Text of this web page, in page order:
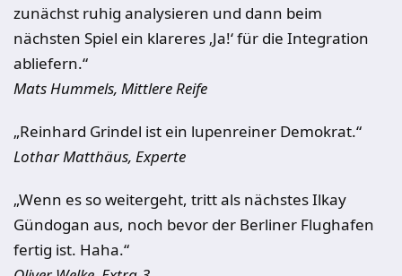
zunächst ruhig analysieren und dann beim
nächsten Spiel ein klareres ‚Ja!‘ für die Integration
abliefern.“
Mats Hummels, Mittlere Reife
„Reinhard Grindel ist ein lupenreiner Demokrat.“
Lothar Matthäus, Experte
„Wenn es so weitergeht, tritt als nächstes Ilkay
Gündogan aus, noch bevor der Berliner Flughafen
fertig ist. Haha.“